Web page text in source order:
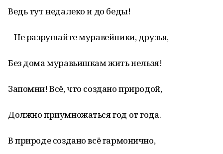
Ведь тут недалеко и до беды!
– Не разрушайте муравейники, друзья,
Без дома муравьишкам жить нельзя!
Запомни! Всё, что создано природой,
Должно приумножаться год от года.
В природе создано всё гармонично,